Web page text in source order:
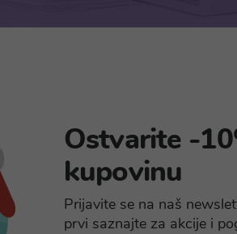
Ostvarite -
kupovinu
Prijavite se na naš
prvi saznajte za akcije i